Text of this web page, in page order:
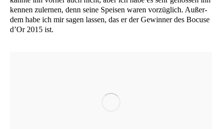
ken­nen zuler­nen, denn sei­ne Spei­sen waren vor­züg­lich. Außer­
dem habe ich mir sagen las­sen, das er der Gewin­ner des Bocu­se
d’Or 2015 ist.